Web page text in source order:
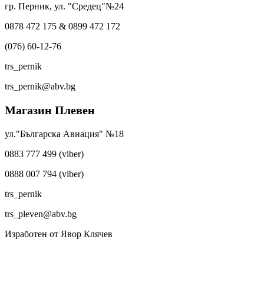
гр. Перник, ул. "Средец"№24
0878 472 175 & 0899 472 172
(076) 60-12-76
trs_pernik
trs_pernik@abv.bg
Магазин Плевен
ул."Българска Авиация" №18
0883 777 499 (viber)
0888 007 794 (viber)
trs_pernik
trs_pleven@abv.bg
Изработен от Явор Клячев